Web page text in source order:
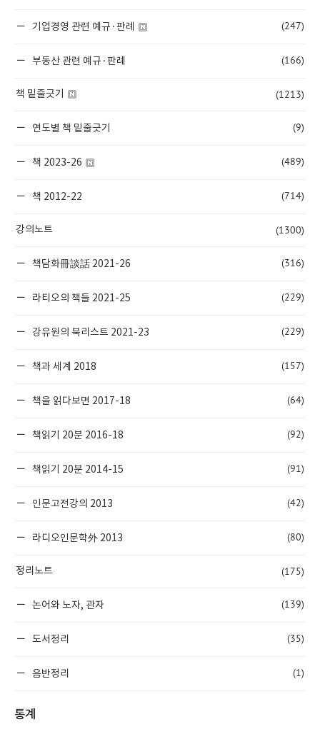
기업경영 관련 예규·판례 (247)
부동산 관련 예규·판례 (166)
책 밑줄긋기 (1213)
연도별 책 밑줄긋기 (9)
책 2023-26 (489)
책 2012-22 (714)
강의노트 (1300)
책담화冊談話 2021-26 (316)
라티오의 책들 2021-25 (229)
강유원의 북리스트 2021-23 (229)
책과 세계 2018 (157)
책을 읽다보면 2017-18 (64)
책읽기 20분 2016-18 (92)
책읽기 20분 2014-15 (91)
인문고전강의 2013 (42)
라디오인문학外 2013 (80)
정리노트 (175)
논어와 노자, 관자 (139)
도서정리 (35)
음반정리 (1)
통계